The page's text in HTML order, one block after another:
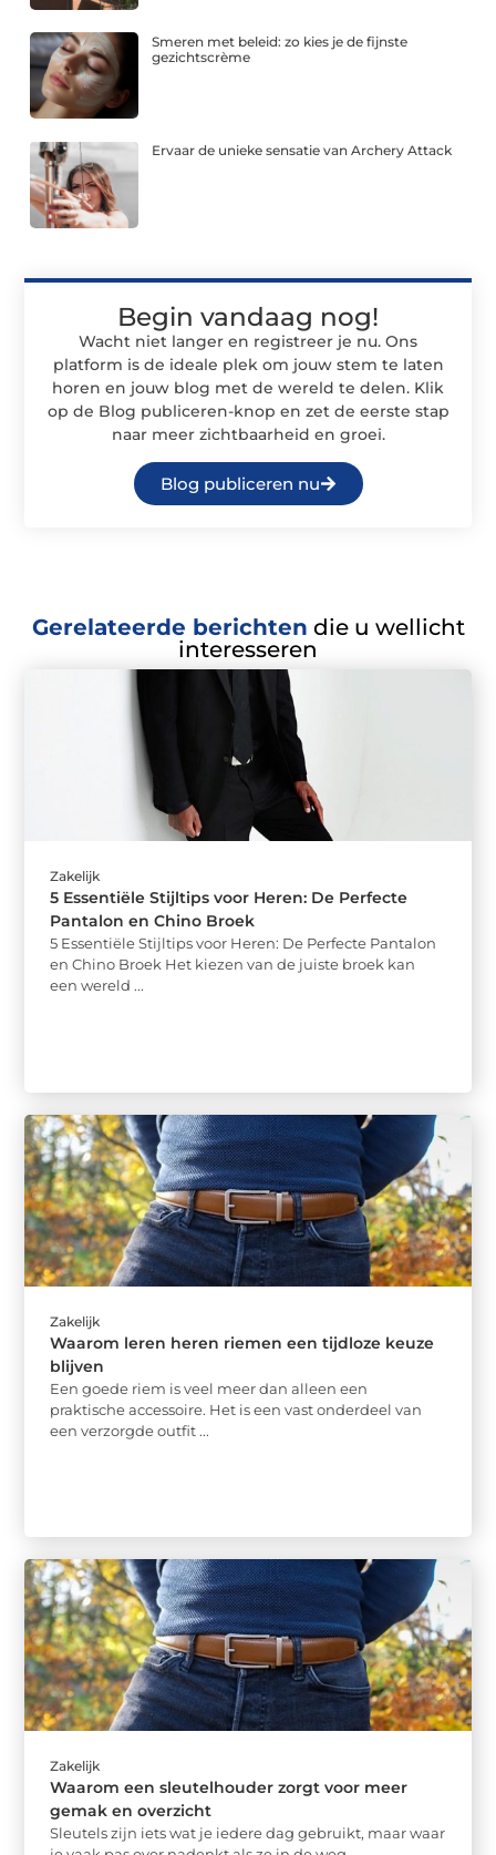
Smeren met beleid: zo kies je de fijnste
gezichtscrème
Ervaar de unieke sensatie van Archery Attack
Begin vandaag nog!
Wacht niet langer en registreer je nu. Ons
platform is de ideale plek om jouw stem te laten
horen en jouw blog met de wereld te delen. Klik
op de Blog publiceren-knop en zet de eerste stap
naar meer zichtbaarheid en groei.
Blog publiceren nu
Gerelateerde berichten die u wellicht
interesseren
Zakelijk
5 Essentiële Stijltips voor Heren: De Perfecte
Pantalon en Chino Broek
5 Essentiële Stijltips voor Heren: De Perfecte Pantalon
en Chino Broek Het kiezen van de juiste broek kan
een wereld ...
Zakelijk
Waarom leren heren riemen een tijdloze keuze
blijven
Een goede riem is veel meer dan alleen een
praktische accessoire. Het is een vast onderdeel van
een verzorgde outfit ...
Zakelijk
Waarom een sleutelhouder zorgt voor meer
gemak en overzicht
Sleutels zijn iets wat je iedere dag gebruikt, maar waar